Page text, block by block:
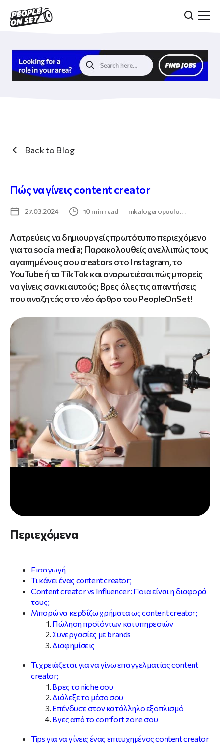
main
Back to Blog
Πώς να γίνεις content creator
27.03.2024 10 min read mkalogeropoulo…
Λατρεύεις να δημιουργείς πρωτότυπο περιεχόμενο
για τα social media; Παρακολουθείς ανελλιπώς τους
αγαπημένους σου creators στο Instagram, το
YouTube ή το TikTok και αναρωτιέσαι πώς μπορείς
να γίνεις σαν κι αυτούς; Βρες όλες τις απαντήσεις
που αναζητάς στο νέο άρθρο του PeopleOnSet!
Περιεχόμενα
Εισαγωγή
Τι κάνει ένας content creator;
Content creator vs Influencer: Ποια είναι η διαφορά
τους;
Μπορώ να κερδίζω χρήματα ως content creator;
Πώληση προϊόντων και υπηρεσιών
Συνεργασίες με brands
Διαφημίσεις
Τι χρειάζεται για να γίνω επαγγελματίας content
creator;
Βρες το niche σου
Διάλεξε το μέσο σου
Επένδυσε στον κατάλληλο εξοπλισμό
Βγες από το comfort zone σου
Tips για να γίνεις ένας επιτυχημένος content creator